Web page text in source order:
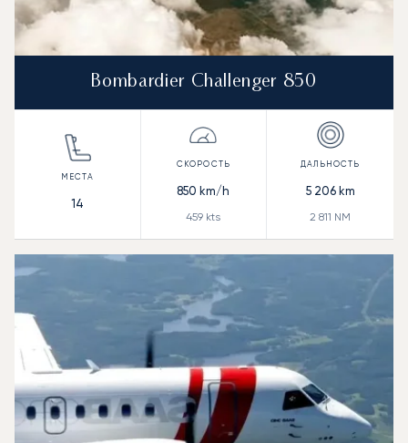
Bombardier Challenger 850
14
850 km/h
459 kts
5 206km
2 811 NM